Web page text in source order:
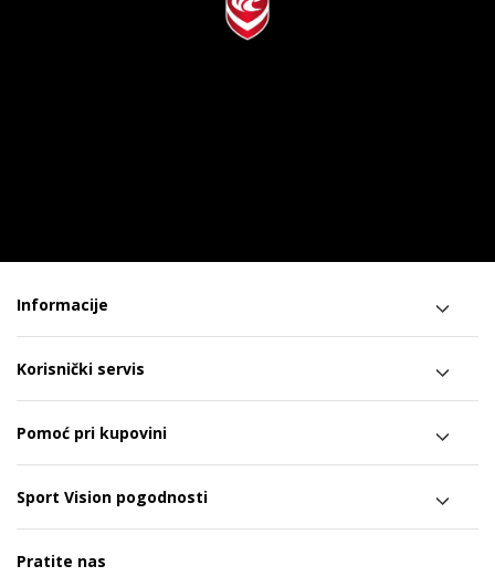
Informacije
Korisnički servis
Pomoć pri kupovini
Sport Vision pogodnosti
Pratite nas